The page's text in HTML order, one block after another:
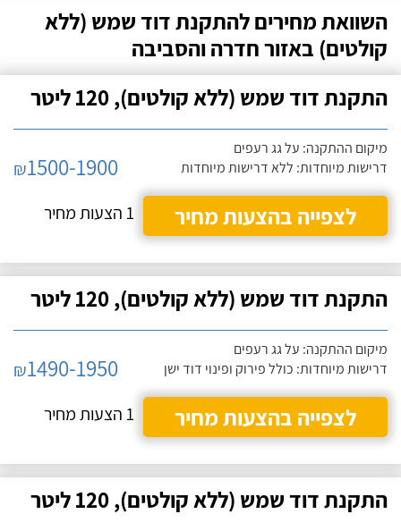
השוואת מחירים להתקנת דוד שמש (ללא
קולטים) באזור חדרה והסביבה
התקנת דוד שמש (ללא קולטים), 120 ליטר
מיקום ההתקנה: על גג רעפים
דרישות מיוחדות: ללא דרישות מיוחדות
₪1500-1900
לצפייה בהצעות מחיר
1 הצעות מחיר
התקנת דוד שמש (ללא קולטים), 120 ליטר
מיקום ההתקנה: על גג רעפים
דרישות מיוחדות: כולל פירוק ופינוי דוד ישן
₪1490-1950
לצפייה בהצעות מחיר
1 הצעות מחיר
התקנת דוד שמש (ללא קולטים), 120 ליטר